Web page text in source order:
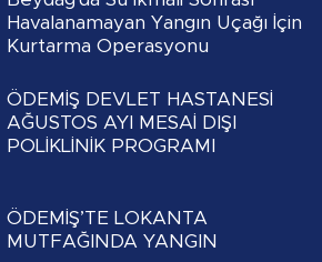
Havalanamayan Yangın Uçağı İçin
Kurtarma Operasyonu
ÖDEMİŞ DEVLET HASTANESİ
AĞUSTOS AYI MESAİ DIŞI
POLİKLİNİK PROGRAMI
ÖDEMİŞ’TE LOKANTA
MUTFAĞINDA YANGIN